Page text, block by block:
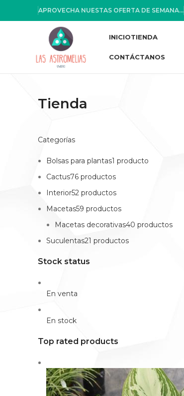
APROVECHA NUESTAS OFERTA DE SEMANA...
INICIOTIENDA
CONTÁCTANOS
Tienda
Categorías
Bolsas para plantas1 producto
Cactus76 productos
Interior52 productos
Macetas59 productos
Macetas decorativas40 productos
Suculentas21 productos
Stock status
En venta
En stock
Top rated products